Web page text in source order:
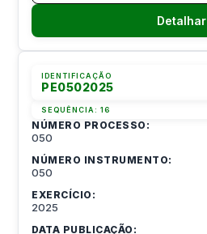
Detalhar
IDENTIFICAÇÃO
PE0502025
SEQUÊNCIA:16
NÚMERO PROCESSO:
050
NÚMERO INSTRUMENTO:
050
EXERCÍCIO:
2025
DATA PUBLICAÇÃO: